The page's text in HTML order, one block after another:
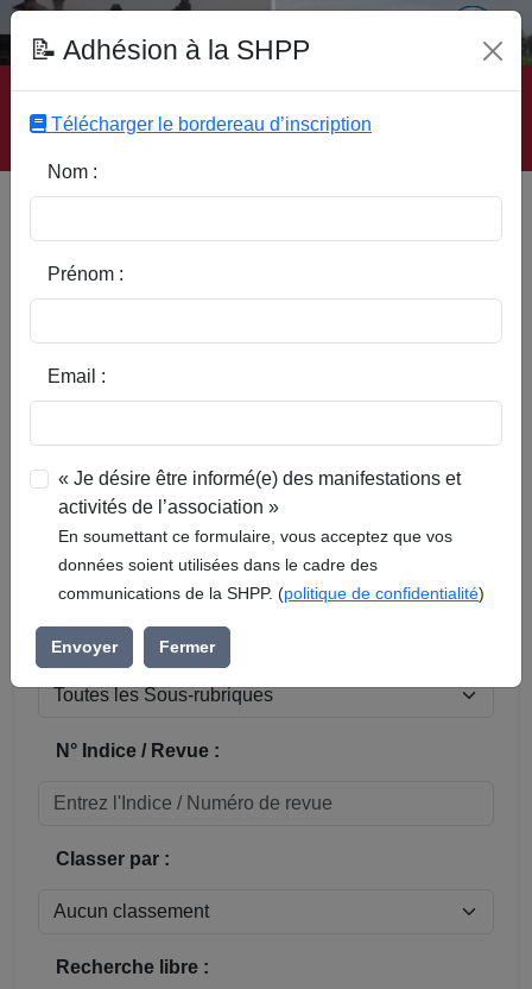
Accueil | Site SHPP | Auteurs | Editeurs | Rubriques |
Sous-Rubriques | Mots-Clefs | Contact
Réinitialiser
Sous-rubrique / Commune :
N° Indice / Revue :
Classer par :
Recherche libre :
📝 Adhésion à la SHPP
Télécharger le bordereau d’inscription
Nom :
Prénom :
Email :
« Je désire être informé(e) des manifestations et
activités de l’association »
En soumettant ce formulaire, vous acceptez que vos
données soient utilisées dans le cadre des
communications de la SHPP. (politique de confidentialité)
Envoyer Fermer